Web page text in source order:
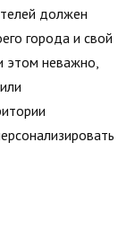
должен
города и свой
этом неважно,